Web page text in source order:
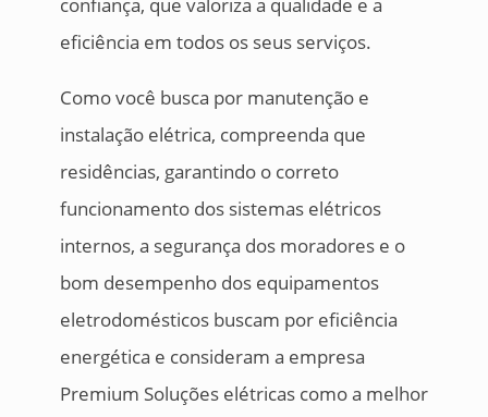
confiança, que valoriza a qualidade e a
eficiência em todos os seus serviços.
Como você busca por manutenção e
instalação elétrica, compreenda que
residências, garantindo o correto
funcionamento dos sistemas elétricos
internos, a segurança dos moradores e o
bom desempenho dos equipamentos
eletrodomésticos buscam por eficiência
energética e consideram a empresa
Premium Soluções elétricas como a melhor